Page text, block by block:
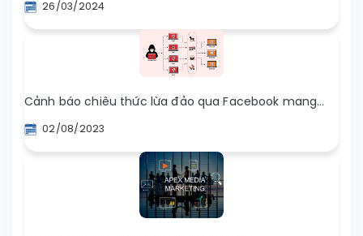
26/03/2024
Cảnh báo chiêu thức lừa đảo qua Facebook mang
tên Botnet
02/08/2023